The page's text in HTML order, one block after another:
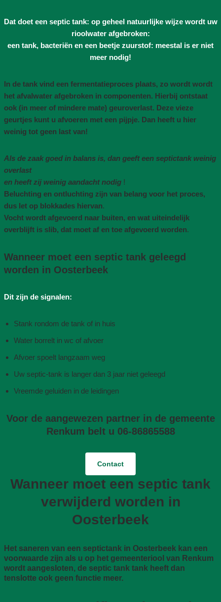
Dat doet een septic tank: op geheel natuurlijke wijze wordt uw
rioolwater afgebroken:
een tank, bacteriën en een beetje zuurstof: meestal is er niet
meer nodig!
In de tank vind een fermentatieproces plaats, zo wordt wordt
het afvalwater afgebroken in componenten. Hierbij ontstaat
ook (in meer of mindere mate) geuroverlast. Deze vieze
geurtjes kunt u afvoeren met een pijpje. Dan heeft u hier
weinig tot geen last van!
Als de zaak goed in balans is, dan geeft een septictank weinig
overlast
en heeft zij weinig aandacht nodig !
Beluchting en ontluchting zijn van belang voor het proces,
dus let op blokkades hiervan.
Vocht wordt afgevoerd naar buiten, en wat uiteindelijk
overblijft is slib, dat moet af en toe afgevoerd worden.
Wanneer moet een septic tank geleegd
worden in Oosterbeek
Dit zijn de signalen:
Stank rondom de tank of in huis
Water borrelt in wc of afvoer
Afvoer spoelt langzaam weg
Uw septic-tank is langer dan 3 jaar niet geleegd
Vreemde geluiden in de leidingen
Voor de aangewezen partner in de gemeente
Renkum belt u 06-86865588
Contact
Wanneer moet een septic tank
verwijderd worden in
Oosterbeek
Het saneren van een septictank in Oosterbeek kan een
voorwaarde zijn als u op het gemeenteriool van Renkum
wordt aangesloten, de septic tank tank heeft dan
tenslotte ook geen functie meer.